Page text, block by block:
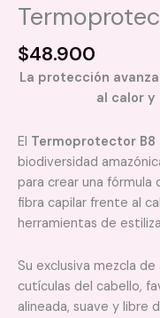
$48.900
La protección
al calor y
El Termoprotector B8
biodiversidad
para crear una
fibra capilar frente al
herramientas de
Su exclusiva mezcla
cutículas del cabello,
alineada, suave y libre